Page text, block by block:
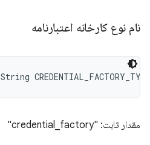
نام نوع کارخانه اعتبارنامه
مقدار ثابت: "credential_factory"